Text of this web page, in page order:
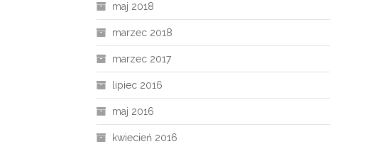
maj 2018
marzec 2018
marzec 2017
lipiec 2016
maj 2016
kwiecień 2016